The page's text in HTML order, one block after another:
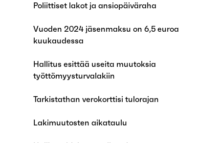
Poliittiset lakot ja ansiopäiväraha
Vuoden 2024 jäsenmaksu on 6,5 euroa
kuukaudessa
Hallitus esittää useita muutoksia
työttömyysturvalakiin
Tarkistathan verokorttisi tulorajan
Lakimuutosten aikataulu